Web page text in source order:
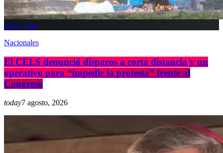
insert_link
Nacionales
El CELS denunció disparos a corta distancia y un
operativo para “impedir la protesta” frente al
Congreso
today7 agosto, 2026